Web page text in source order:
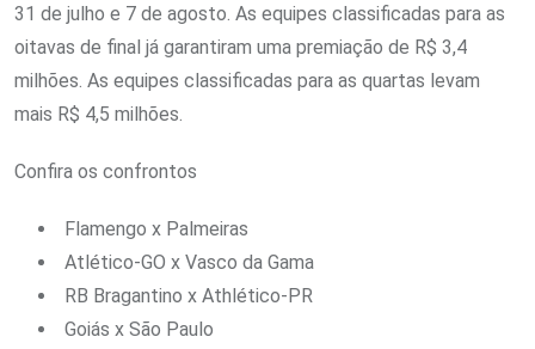
31 de julho e 7 de agosto. As equipes classificadas para as
oitavas de final já garantiram uma premiação de R$ 3,4
milhões. As equipes classificadas para as quartas levam
mais R$ 4,5 milhões.
Confira os confrontos
Flamengo x Palmeiras
Atlético-GO x Vasco da Gama
RB Bragantino x Athlético-PR
Goiás x São Paulo